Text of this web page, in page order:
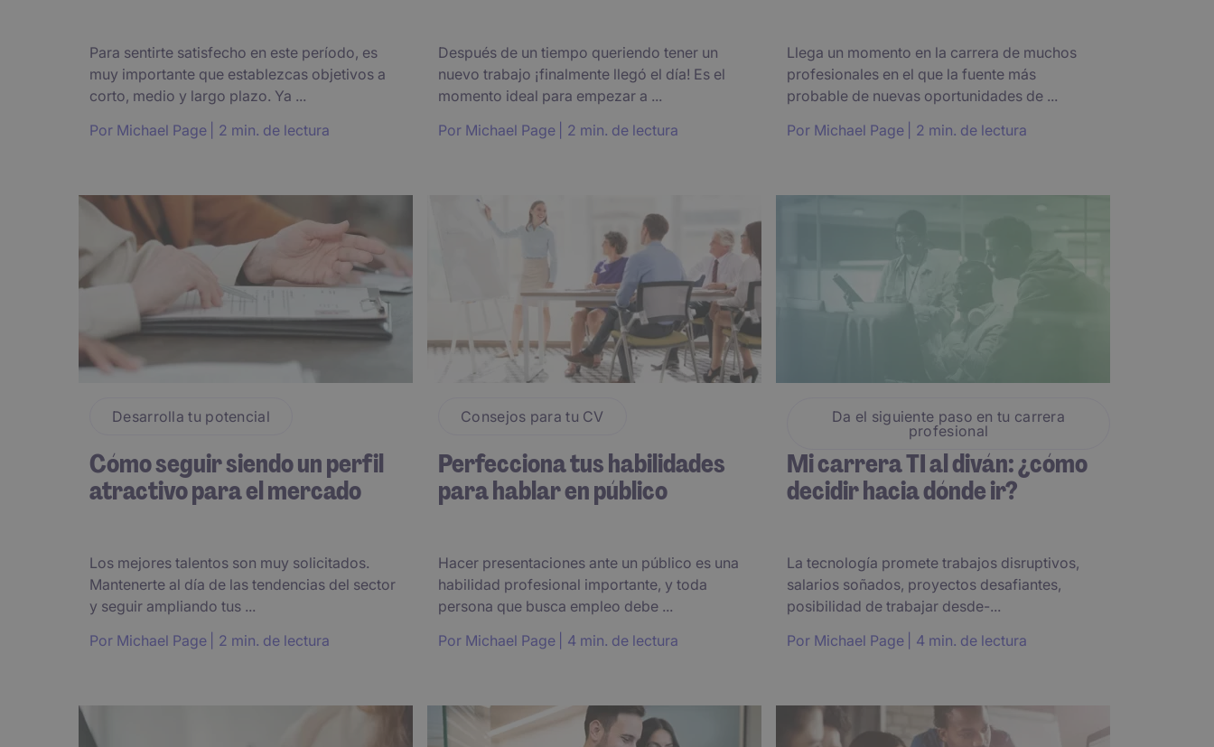
Para sentirte satisfecho en este período, es
muy importante que establezcas objetivos a
corto, medio y largo plazo. Ya ...
Por Michael Page 2 min. de lectura
Después de un tiempo queriendo tener un
nuevo trabajo ¡finalmente llegó el día! Es el
momento ideal para empezar a ...
Por Michael Page 2 min. de lectura
Llega un momento en la carrera de muchos
profesionales en el que la fuente más
probable de nuevas oportunidades de ...
Por Michael Page 2 min. de lectura
Desarrolla tu potencial
Cómo seguir siendo un perfil
atractivo para el mercado
Los mejores talentos son muy solicitados.
Mantenerte al día de las tendencias del sector
y seguir ampliando tus ...
Por Michael Page 2 min. de lectura
Consejos para tu CV
Perfecciona tus habilidades
para hablar en público
Hacer presentaciones ante un público es una
habilidad profesional importante, y toda
persona que busca empleo debe ...
Por Michael Page 4 min. de lectura
Da el siguiente paso en tu carrera
profesional
Mi carrera TI al diván: ¿cómo
decidir hacia dónde ir?
La tecnología promete trabajos disruptivos,
salarios soñados, proyectos desafiantes,
posibilidad de trabajar desde-...
Por Michael Page 4 min. de lectura